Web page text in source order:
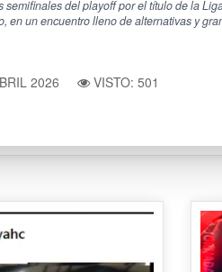
del playoff por el título de la
en un encuentro lleno de alternativas y
2026
VISTO: 501